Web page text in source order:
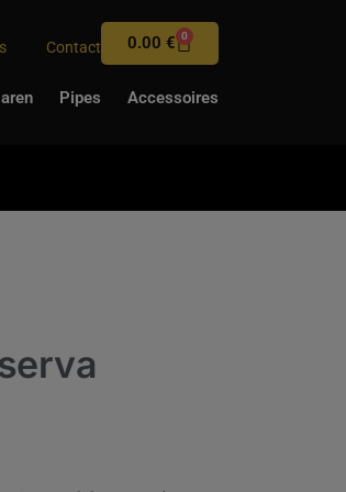
Contact 0.00€ 0
Pipes Accessoires